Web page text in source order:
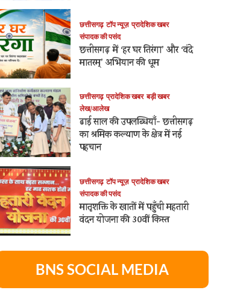
छत्तीसगढ़ टॉप न्यूज़ प्रादेशिक खबर
संपादक की पसंद
छत्तीसगढ़ में ‘हर घर तिरंगा’ और ‘वंदे
मातरम्’ अभियान की धूम
छत्तीसगढ़ प्रादेशिक खबर बड़ी खबर
लेख/आलेख
ढाई साल की उपलब्धियाँ- छत्तीसगढ़
का श्रमिक कल्याण के क्षेत्र में नई
पहचान
छत्तीसगढ़ टॉप न्यूज़ प्रादेशिक खबर
संपादक की पसंद
मातृशक्ति के खातों में पहुँची महतारी
वंदन योजना की 30वीं किस्त
BNS SOCIAL MEDIA